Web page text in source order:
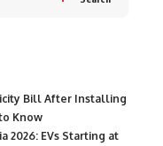
Bill After Installing
Know
2026: EVs Starting at